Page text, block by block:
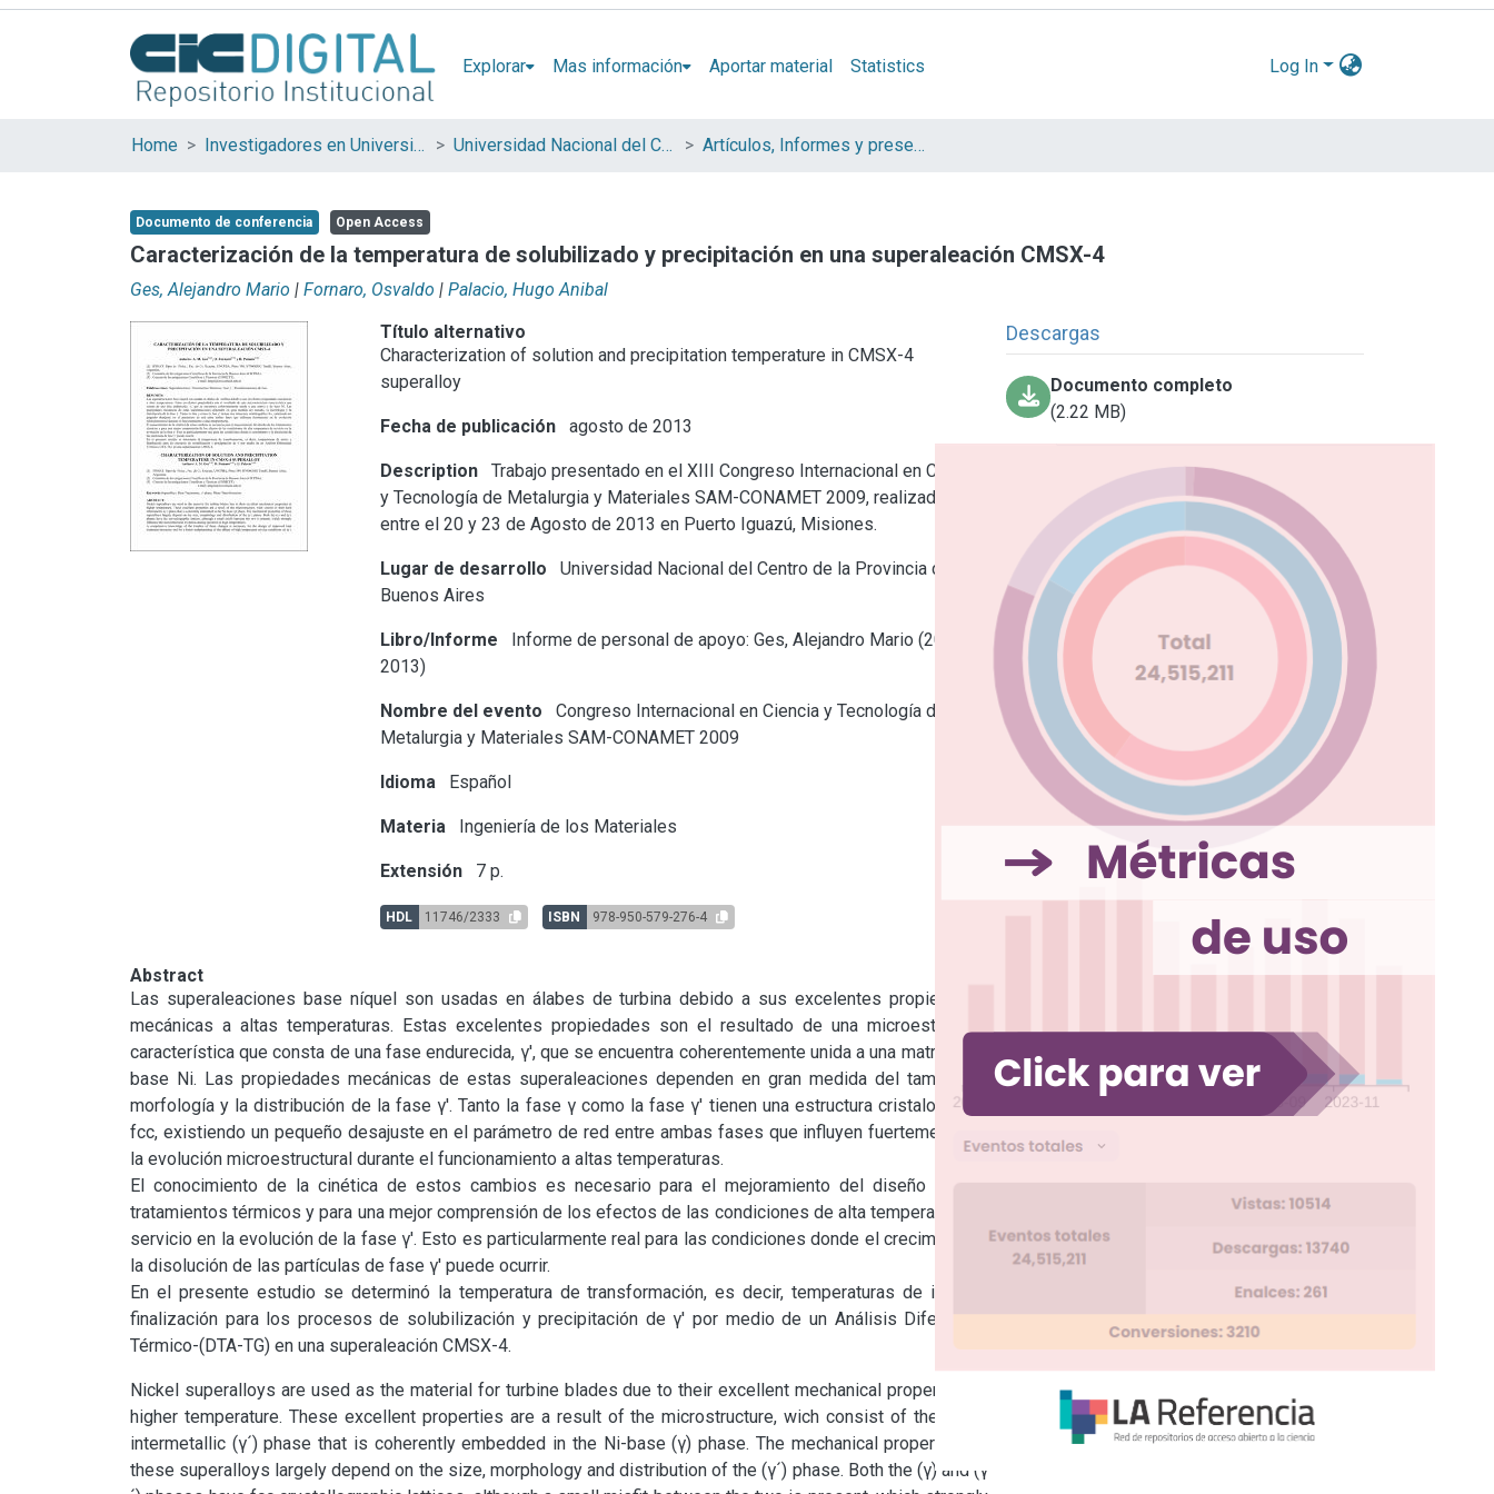
Explorar Mas información Aportar material Statistics Log In
Home Investigadores en Universidades Nacionales de la provincia de Buenos Aires Universidad Nacional del Centro de la Provincia de Buenos Aires (UNICEN) Artículos, Informes y presentaciones en Congresos
Documento de conferencia Open Access
Caracterización de la temperatura de solubilizado y precipitación en una superaleación CMSX-4
Ges, Alejandro Mario | Fornaro, Osvaldo | Palacio, Hugo Anibal
Título alternativo
Characterization of solution and precipitation temperature in CMSX-4
superalloy
Fecha de publicación agosto de 2013
Description
Trabajo presentado en el XIII Congreso Internacional en Ciencia
y Tecnología de Metalurgia y Materiales SAM-CONAMET 2009, realizado
entre el 20 y 23 de Agosto de 2013 en Puerto Iguazú, Misiones.
Lugar de desarrollo
Universidad Nacional del Centro de la Provincia de
Buenos Aires
Libro/Informe
Informe de personal de apoyo: Ges, Alejandro Mario (2012-
2013)
Nombre del evento
Congreso Internacional en Ciencia y Tecnología de
Metalurgia y Materiales SAM-CONAMET 2009
Idioma Español
Materia Ingeniería de los Materiales
Extensión 7 p.
HDL 11746/2333 ISBN 978-950-579-276-4
Descargas
Documento completo
(2.22 MB)
Abstract
Las superaleaciones base níquel son usadas en álabes de turbina debido a sus excelentes propiedades
mecánicas a altas temperaturas. Estas excelentes propiedades son el resultado de una microestructura
característica que consta de una fase endurecida, γ', que se encuentra coherentemente unida a una matriz γ de
base Ni. Las propiedades mecánicas de estas superaleaciones dependen en gran medida del tamaño, la
morfología y la distribución de la fase γ'. Tanto la fase γ como la fase γ' tienen una estructura cristalográfica
fcc, existiendo un pequeño desajuste en el parámetro de red entre ambas fases que influyen fuertemente en
la evolución microestructural durante el funcionamiento a altas temperaturas.
El conocimiento de la cinética de estos cambios es necesario para el mejoramiento del diseño de los
tratamientos térmicos y para una mejor comprensión de los efectos de las condiciones de alta temperatura de
servicio en la evolución de la fase γ'. Esto es particularmente real para las condiciones donde el crecimiento y
la disolución de las partículas de fase γ' puede ocurrir.
En el presente estudio se determinó la temperatura de transformación, es decir, temperaturas de inicio y
finalización para los procesos de solubilización y precipitación de γ' por medio de un Análisis Diferencial
Térmico-(DTA-TG) en una superaleación CMSX-4.
Nickel superalloys are used as the material for turbine blades due to their excellent mechanical properties at
higher temperature. These excellent properties are a result of the microstructure, wich consist of their hard
intermetallic (γ´) phase that is coherently embedded in the Ni-base (γ) phase. The mechanical properties of
these superalloys largely depend on the size, morphology and distribution of the (γ´) phase. Both the (γ) and (γ